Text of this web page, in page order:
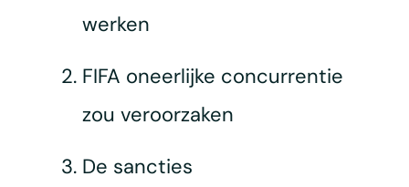
werken
FIFA oneerlijke concurrentie
zou veroorzaken
De sancties